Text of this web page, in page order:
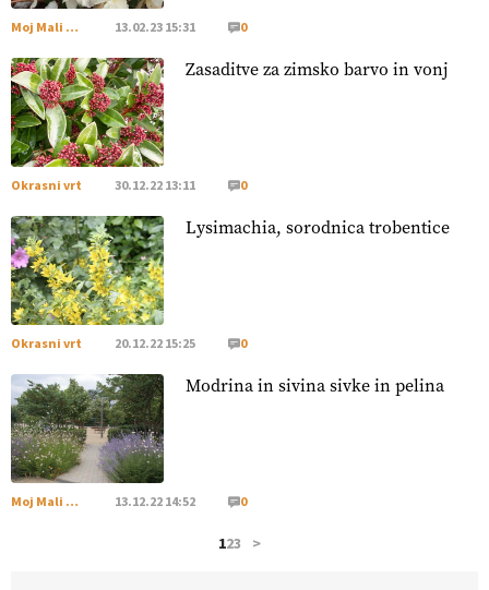
[EKOloško = LOGIČNO
hrane, ampak tudi način njene pridelave
https://t.co/bKGeI4ZcNi @EUAgri #imcap #cap #blog
https://t.co/2sllAmcKwG
[EKOloško = LOGIČNO ]
Kakovostna ekološka semena in
prilagojene sorte
VEČ
https://t.co/OQSsax7l8V @EUAgri #IMCAP #CAP
https://t.co/PAL0zlhVia
[EKOloško = LOGIČNO
pridelava aronije
kmetijsko in podjetniško zgodbo.
https://t.co/EulJoSBYMi @EUAgri #IMCAP #CAP
https://t.co/xp1oihBDaJ
Moj Mali Svet 13.02.23 15:31 0
Zasaditve za zimsko barvo in vonj
Okrasni vrt 30.12.22 13:11 0
Lysimachia, sorodnica trobentice
Okrasni vrt 20.12.22 15:25 0
Modrina in sivina sivke in pelina
Moj Mali Svet 13.12.22 14:52 0
123 >